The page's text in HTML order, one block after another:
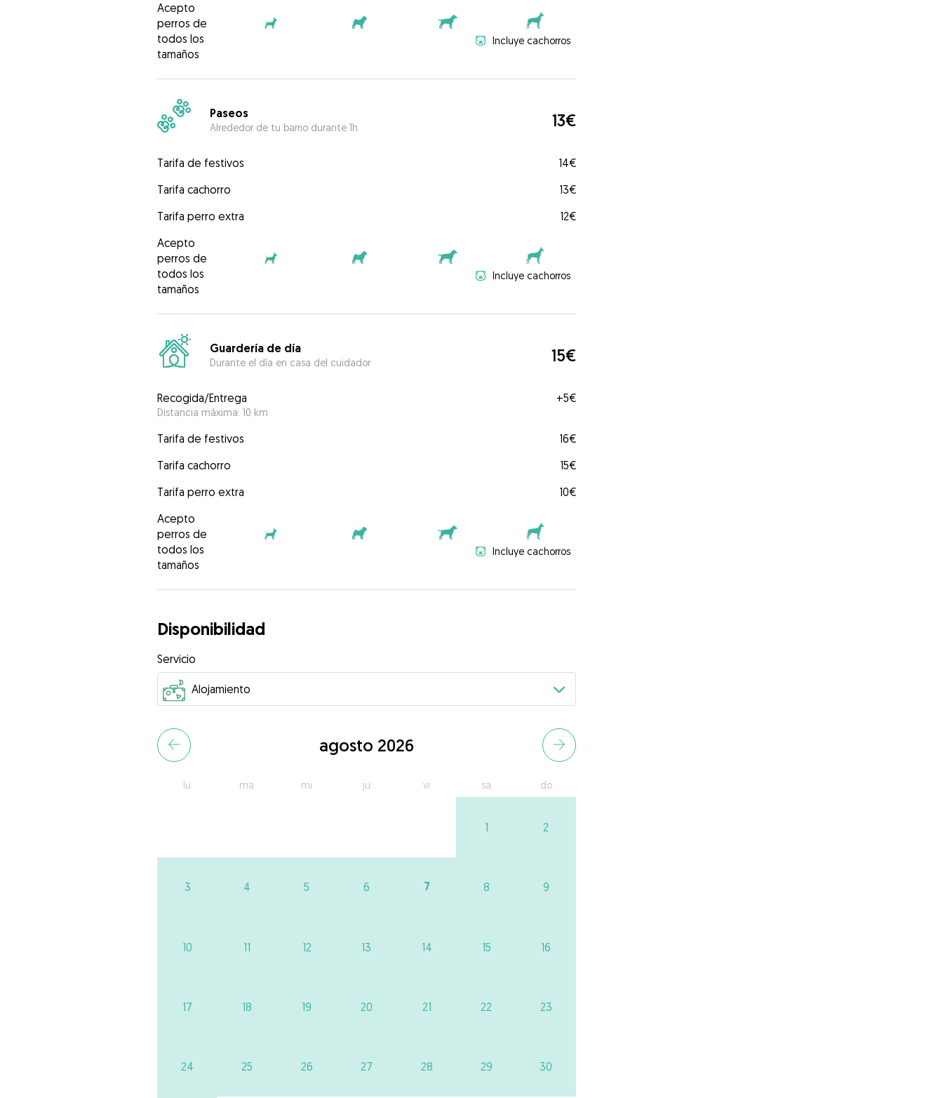
Acepto
perros de
todos los
tamaños
Incluye cachorros
Paseos
Alrededor de tu barrio durante 1h 13€
Tarifa de festivos
14€
Tarifa cachorro
13€
Tarifa perro extra
12€
Acepto
perros de
todos los
tamaños
Incluye cachorros
Guardería de día
Durante el día en casa del cuidador 15€
Recogida/Entrega
Distancia máxima: 10 km
+5€
Tarifa de festivos
16€
Tarifa cachorro
15€
Tarifa perro extra
10€
Acepto
perros de
todos los
tamaños
Incluye cachorros
Disponibilidad
Servicio
agosto 2026
lu ma mi ju vi sa do
1 2
3 4 5 6 7 8 9
10 11 12 13 14 15 16
17 18 19 20 21 22 23
24 25 26 27 28 29 30